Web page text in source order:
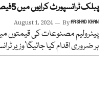
پبلک ٹرانسپورٹ کرایوں میں 5فیصد کمی
August 1, 2024 ByARSHAD KHAN
پیٹرولیم مصنوعات کی قیمتوں
ہر ضروری اقدام کیا جائیگا‘وزیر